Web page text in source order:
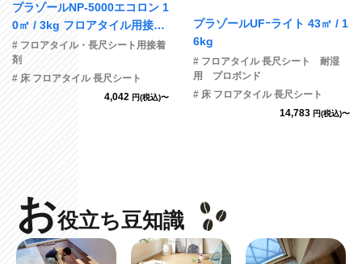
プラゾールNP-5000エコロン 1
0㎡ / 3kg フロアタイル用接着
剤
# フロアタイル・長尺シート用接着
剤
# 床 フロアタイル 長尺シート
4,042 円(税込)〜
プラゾールUFｰライト 43㎡ / 1
6kg
# フロアタイル 長尺シート 耐湿
用 プロボンド
# 床 フロアタイル 長尺シート
14,783 円(税込)〜
お役立ち豆知識